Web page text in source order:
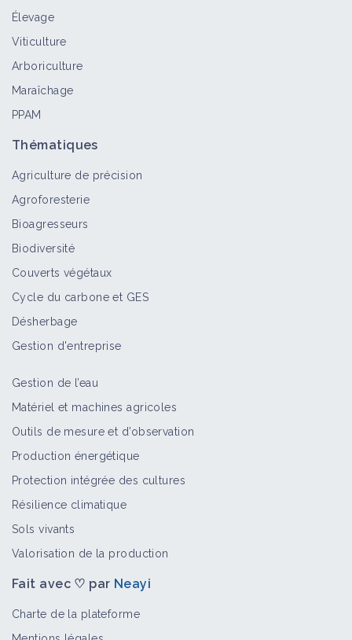
Élevage
Viticulture
Arboriculture
Maraîchage
PPAM
Thématiques
Agriculture de précision
Agroforesterie
Bioagresseurs
Biodiversité
Couverts végétaux
Cycle du carbone et GES
Désherbage
Gestion d'entreprise
Gestion de l’eau
Matériel et machines agricoles
Outils de mesure et d’observation
Production énergétique
Protection intégrée des cultures
Résilience climatique
Sols vivants
Valorisation de la production
Fait avec ♡ par Neayi
Charte de la plateforme